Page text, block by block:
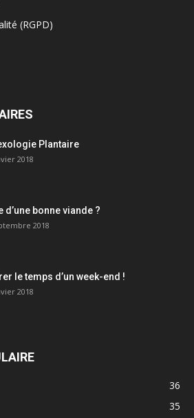
(RGPD)
Plantaire
2018
d’une bonne viande ?
2018
le temps d’un week-end !
2018
36
35